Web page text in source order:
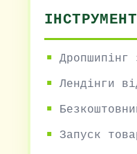
Дропшипінг
Лендінги
Запуск